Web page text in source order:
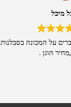
מיכל
על המכונה בסבלנות
הוגן .